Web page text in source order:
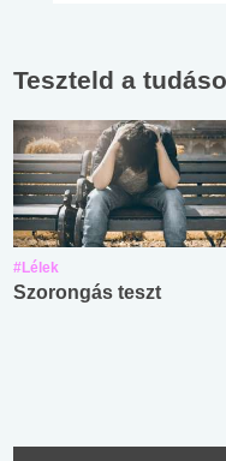
Teszteld a
#Lélek
Szorongás teszt